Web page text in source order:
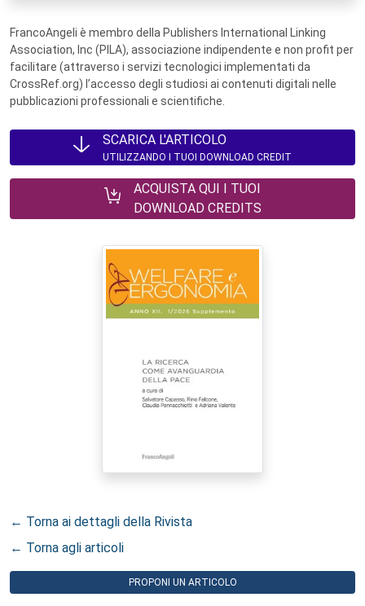
FrancoAngeli è membro della Publishers International Linking
Association, Inc (PILA), associazione indipendente e non profit per
facilitare (attraverso i servizi tecnologici implementati da
CrossRef.org) l’accesso degli studiosi ai contenuti digitali nelle
pubblicazioni professionali e scientifiche.
SCARICA L'ARTICOLO
UTILIZZANDO I TUOI DOWNLOAD CREDIT
ACQUISTA QUI I TUOI
DOWNLOAD CREDITS
← Torna ai dettagli della Rivista
← Torna agli articoli
PROPONI UN ARTICOLO